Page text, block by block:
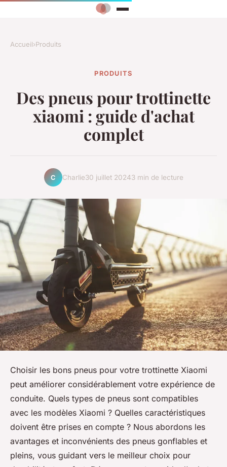
Accueil›Produits
PRODUITS
Des pneus pour trottinette
xiaomi : guide d'achat
complet
C Charlie30 juillet 20243 min de lecture
Choisir les bons pneus pour votre trottinette Xiaomi
peut améliorer considérablement votre expérience de
conduite. Quels types de pneus sont compatibles
avec les modèles Xiaomi ? Quelles caractéristiques
doivent être prises en compte ? Nous abordons les
avantages et inconvénients des pneus gonflables et
pleins, vous guidant vers le meilleur choix pour